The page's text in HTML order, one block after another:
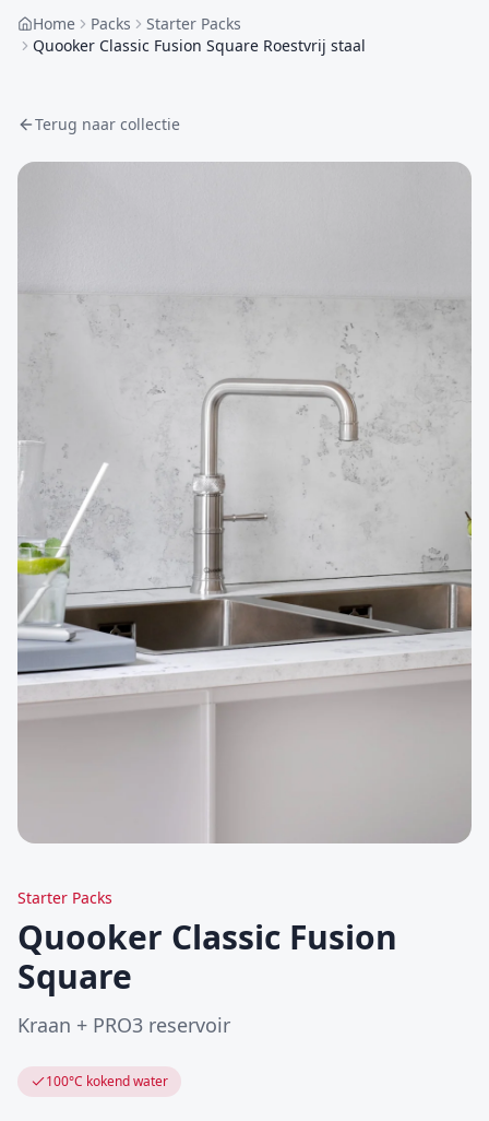
Home Packs
Starter Packs
Quooker Classic Fusion Square Roestvrij staal
Terug naar collectie
Starter Packs
Quooker Classic Fusion
Square
Kraan + PRO3 reservoir
100°C kokend water